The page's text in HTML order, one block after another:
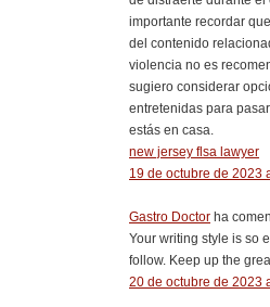
importante recordar
del contenido
violencia no es
sugiero considerar
entretenidas para
estás en casa.
new jersey flsa lawyer
19 de octubre de 2023
Gastro Doctor ha
Your writing style is so
follow. Keep up the
20 de octubre de 2023